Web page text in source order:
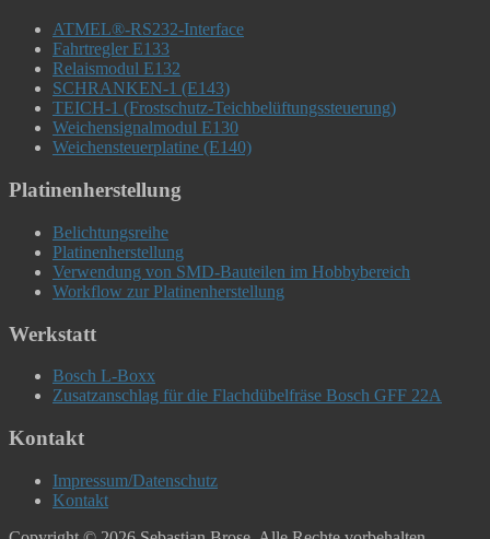
ATMEL®-RS232-Interface
Fahrtregler E133
Relaismodul E132
SCHRANKEN-1 (E143)
TEICH-1 (Frostschutz-Teichbelüftungssteuerung)
Weichensignalmodul E130
Weichensteuerplatine (E140)
Platinenherstellung
Belichtungsreihe
Platinenherstellung
Verwendung von SMD-Bauteilen im Hobbybereich
Workflow zur Platinenherstellung
Werkstatt
Bosch L-Boxx
Zusatzanschlag für die Flachdübelfräse Bosch GFF 22A
Kontakt
Impressum/Datenschutz
Kontakt